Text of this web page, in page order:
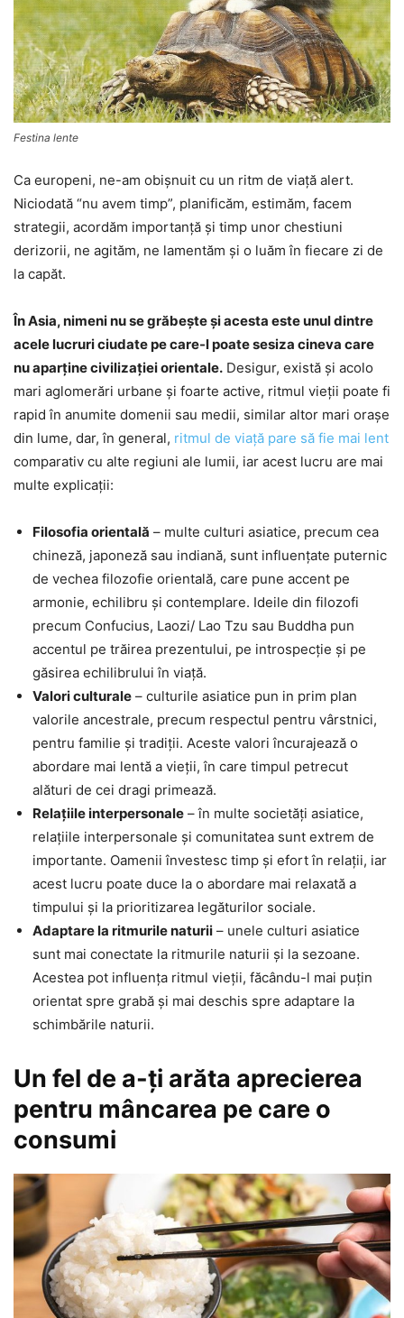
Festina lente
Ca europeni, ne-am obişnuit cu un ritm de viaţă alert.
Niciodată “nu avem timp”, planificăm, estimăm, facem
strategii, acordăm importanţă şi timp unor chestiuni
derizorii, ne agităm, ne lamentăm şi o luăm în fiecare zi de
la capăt.
În Asia, nimeni nu se grăbeşte şi acesta este unul dintre
acele lucruri ciudate pe care-l poate sesiza cineva care
nu aparţine civilizaţiei orientale. Desigur, există şi acolo
mari aglomerări urbane şi foarte active, ritmul vieții poate fi
rapid în anumite domenii sau medii, similar altor mari orașe
din lume, dar, în general, ritmul de viață pare să fie mai lent
comparativ cu alte regiuni ale lumii, iar acest lucru are mai
multe explicaţii:
Filosofia orientală – multe culturi asiatice, precum cea
chineză, japoneză sau indiană, sunt influențate puternic
de vechea filozofie orientală, care pune accent pe
armonie, echilibru și contemplare. Ideile din filozofi
precum Confucius, Laozi/ Lao Tzu sau Buddha pun
accentul pe trăirea prezentului, pe introspecție și pe
găsirea echilibrului în viață.
Valori culturale – culturile asiatice pun in prim plan
valorile ancestrale, precum respectul pentru vârstnici,
pentru familie și tradiții. Aceste valori încurajează o
abordare mai lentă a vieții, în care timpul petrecut
alături de cei dragi primează.
Relațiile interpersonale – în multe societăți asiatice,
relațiile interpersonale și comunitatea sunt extrem de
importante. Oamenii învestesc timp și efort în relații, iar
acest lucru poate duce la o abordare mai relaxată a
timpului și la prioritizarea legăturilor sociale.
Adaptare la ritmurile naturii – unele culturi asiatice
sunt mai conectate la ritmurile naturii și la sezoane.
Acestea pot influența ritmul vieții, făcându-l mai puțin
orientat spre grabă și mai deschis spre adaptare la
schimbările naturii.
Un fel de a-ţi arăta aprecierea
pentru mâncarea pe care o
consumi